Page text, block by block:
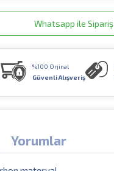
Whatsapp ile Sipariş
%100 Orjinal
Güvenli Alışveriş
Yorumlar